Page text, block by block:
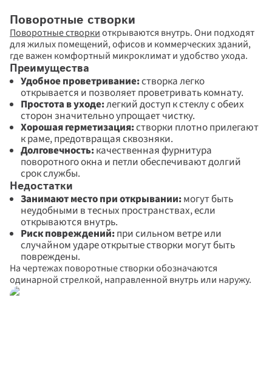
Поворотные створки
Поворотные створки открываются внутрь. Они подходят
для жилых помещений, офисов и коммерческих зданий,
где важен комфортный микроклимат и удобство ухода.
Преимущества
Удобное проветривание: створка легко
открывается и позволяет проветривать комнату.
Простота в уходе: легкий доступ к стеклу с обеих
сторон значительно упрощает чистку.
Хорошая герметизация: створки плотно прилегают
к раме, предотвращая сквозняки.
Долговечность: качественная фурнитура
поворотного окна и петли обеспечивают долгий
срок службы.
Недостатки
Занимают место при открывании: могут быть
неудобными в тесных пространствах, если
открываются внутрь.
Риск повреждений: при сильном ветре или
случайном ударе открытые створки могут быть
повреждены.
На чертежах поворотные створки обозначаются
одинарной стрелкой, направленной внутрь или наружу.